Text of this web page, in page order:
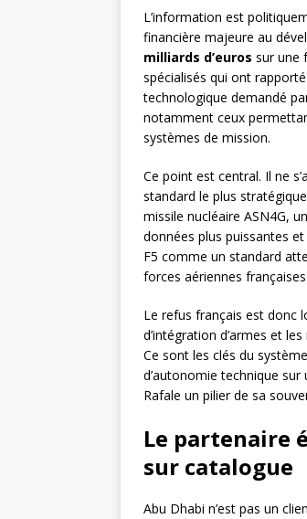
L’information est
financière majeure au
milliards d’euros sur une
spécialisés qui ont
technologique demandé
notamment ceux
systèmes de mission.
Ce point est central. Il ne
standard le plus
missile nucléaire ASN4G,
données plus puissantes
F5 comme un standard
forces aériennes françaises.
Le refus français est donc
d’intégration d’armes et
Ce sont les clés du
d’autonomie technique
Rafale un pilier de sa
Le partenaire
sur catalogue
Abu Dhabi n’est pas un